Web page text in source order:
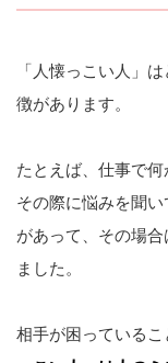
「人懐っこい人」
徴があります。
たとえば、仕事で何
その際に悩みを聞
があって、その場
ました。
相手が困っているこ